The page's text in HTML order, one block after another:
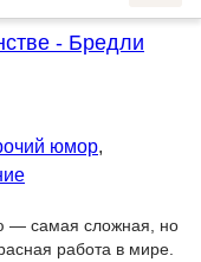
- Бредли
юмор,
— самая сложная, но
работа в мире.